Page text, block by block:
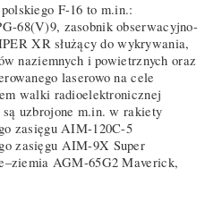
F-16 to m.in.:
68(V)9, zasobnik obserwacyjno-
XR służący do wykrywania,
naziemnych i powietrznych oraz
laserowo na cele
walki radioelektronicznej
uzbrojone m.in. w rakiety
zasięgu AIM-120C-5
zasięgu AIM-9X Super
AGM-65G2 Maverick,